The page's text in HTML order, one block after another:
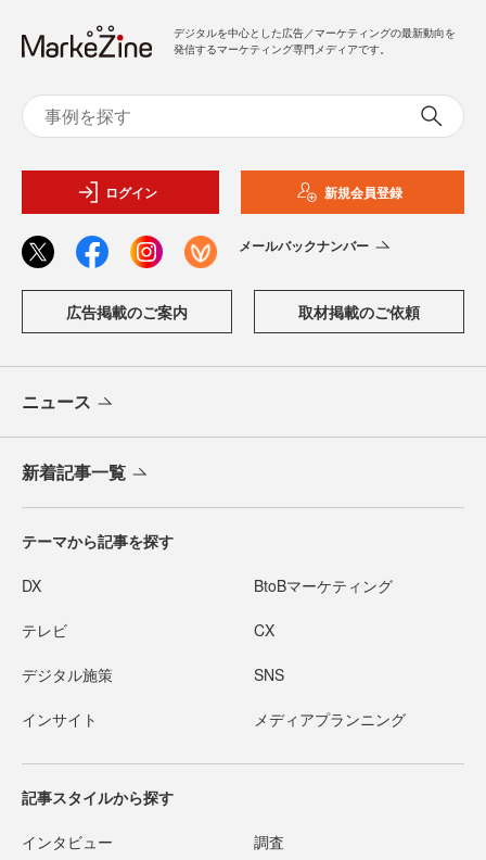
デジタルを中心とした広告／マーケティングの最新動向を
発信するマーケティング専門メディアです。
ログイン 新規会員登録
メールバックナンバー
広告掲載のご案内 取材掲載のご依頼
ニュース
新着記事一覧
テーマから記事を探す
DX BtoBマーケティング
テレビ CX
デジタル施策 SNS
インサイト メディアプランニング
記事スタイルから探す
インタビュー 調査